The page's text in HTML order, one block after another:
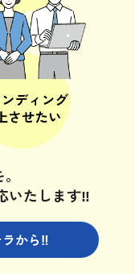
いたします‼
ラから‼